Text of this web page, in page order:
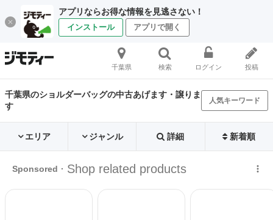
アプリならお得な情報を見逃さない！
インストール アプリで開く
千葉県 検索 ログイン 投稿
千葉県のショルダーバッグの中古あげます・譲りま
す
人気キーワード
エリア ジャンル 詳細 新着順